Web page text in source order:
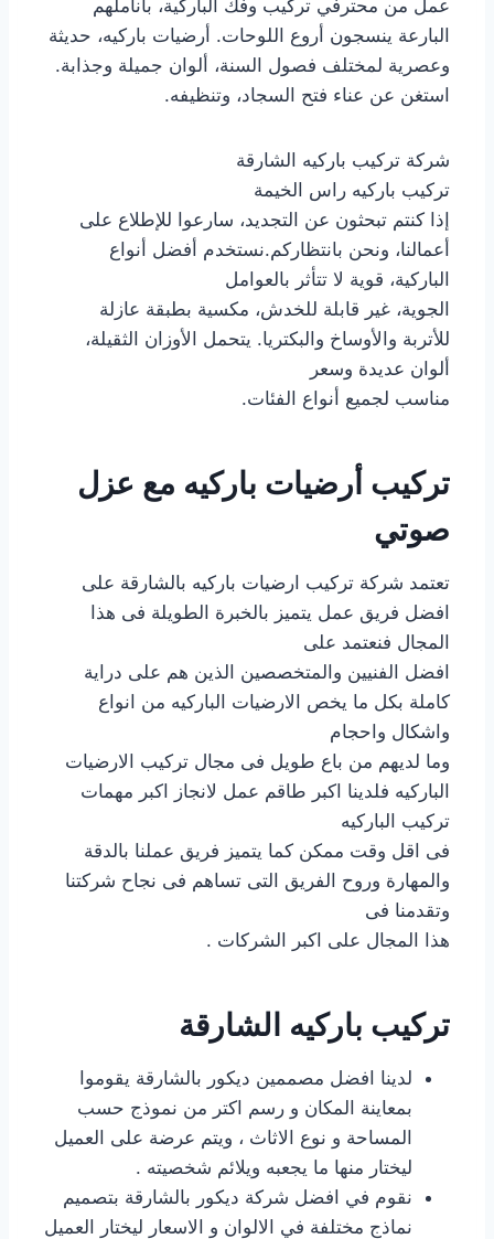
عمل من محترفي تركيب وفك الباركية، بأناملهم
البارعة ينسجون أروع اللوحات. أرضيات باركيه، حديثة
وعصرية لمختلف فصول السنة، ألوان جميلة وجذابة.
استغن عن عناء فتح السجاد، وتنظيفه.
شركة تركيب باركيه الشارقة
تركيب باركيه راس الخيمة
إذا كنتم تبحثون عن التجديد، سارعوا للإطلاع على
أعمالنا، ونحن بانتظاركم.نستخدم أفضل أنواع
الباركية، قوية لا تتأثر بالعوامل
الجوية، غير قابلة للخدش، مكسية بطبقة عازلة
للأتربة والأوساخ والبكتريا. يتحمل الأوزان الثقيلة،
ألوان عديدة وسعر
مناسب لجميع أنواع الفئات.
تركيب أرضيات باركيه مع عزل
صوتي
تعتمد شركة تركيب ارضيات باركيه بالشارقة على
افضل فريق عمل يتميز بالخبرة الطويلة فى هذا
المجال فنعتمد على
افضل الفنيين والمتخصصين الذين هم على دراية
كاملة بكل ما يخص الارضيات الباركيه من انواع
واشكال واحجام
وما لديهم من باع طويل فى مجال تركيب الارضيات
الباركيه فلدينا اكبر طاقم عمل لانجاز اكبر مهمات
تركيب الباركيه
فى اقل وقت ممكن كما يتميز فريق عملنا بالدقة
والمهارة وروح الفريق التى تساهم فى نجاح شركتنا
وتقدمنا فى
هذا المجال على اكبر الشركات .
تركيب باركيه الشارقة
لدينا افضل مصممين ديكور بالشارقة يقوموا
بمعاينة المكان و رسم اكتر من نموذج حسب
المساحة و نوع الاثاث ، ويتم عرضة على العميل
ليختار منها ما يجعبه ويلائم شخصيته .
نقوم في افضل شركة ديكور بالشارقة بتصميم
نماذج مختلفة في الالوان و الاسعار ليختار العميل